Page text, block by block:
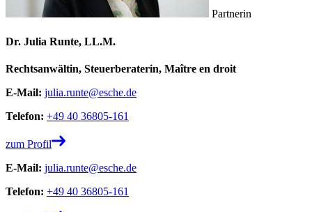
Partnerin
Dr. Julia Runte, LL.M.
Rechtsanwältin, Steuerberaterin, Maître en droit
E-Mail: julia.runte@esche.de
Telefon: +49 40 36805-161
zum Profil
E-Mail: julia.runte@esche.de
Telefon: +49 40 36805-161